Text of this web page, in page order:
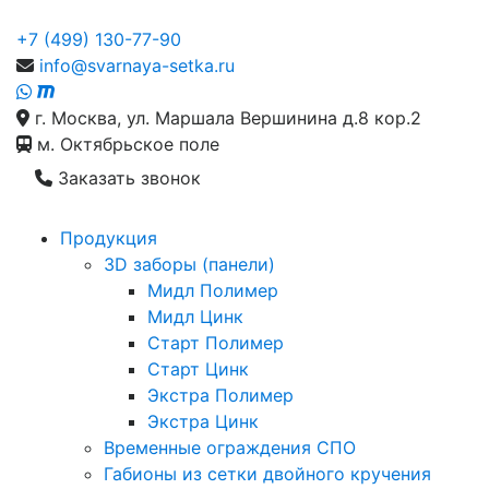
+7 (499) 130-77-90
info@svarnaya-setka.ru
г. Москва, ул. Маршала Вершинина д.8 кор.2
м. Октябрьское поле
Заказать звонок
Продукция
3D заборы (панели)
Мидл Полимер
Мидл Цинк
Старт Полимер
Старт Цинк
Экстра Полимер
Экстра Цинк
Временные ограждения СПО
Габионы из сетки двойного кручения